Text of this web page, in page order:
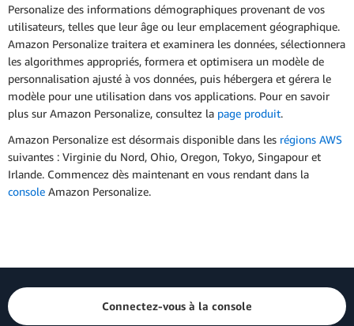
Personalize des informations démographiques provenant de vos
utilisateurs, telles que leur âge ou leur emplacement géographique.
Amazon Personalize traitera et examinera les données, sélectionnera
les algorithmes appropriés, formera et optimisera un modèle de
personnalisation ajusté à vos données, puis hébergera et gérera le
modèle pour une utilisation dans vos applications. Pour en savoir
plus sur Amazon Personalize, consultez la page produit.
Amazon Personalize est désormais disponible dans les régions AWS
suivantes : Virginie du Nord, Ohio, Oregon, Tokyo, Singapour et
Irlande. Commencez dès maintenant en vous rendant dans la
console Amazon Personalize.
Connectez-vous à la console